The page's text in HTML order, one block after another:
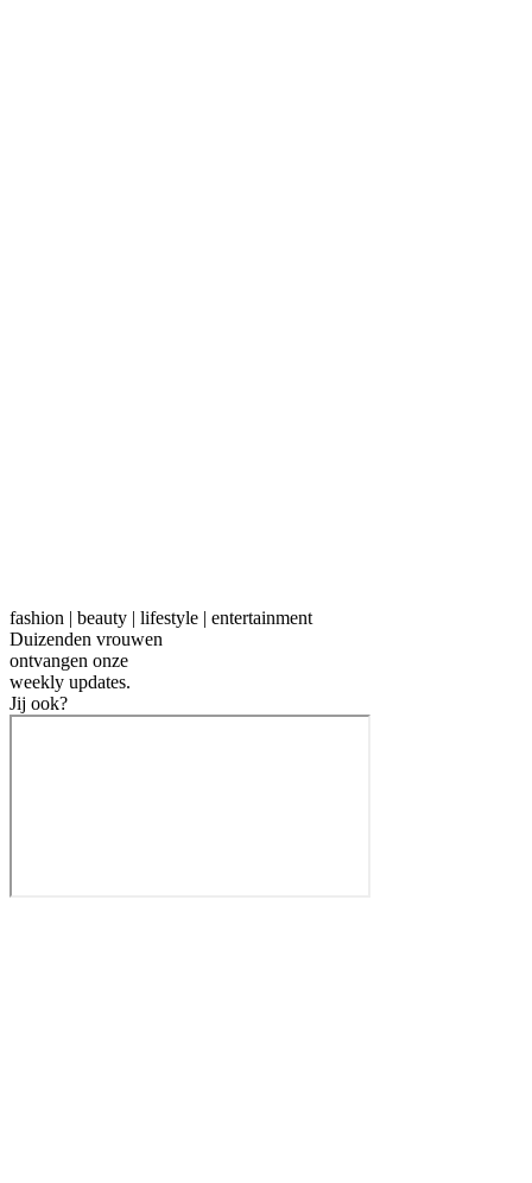
fashion | beauty | lifestyle | entertainment
Duizenden vrouwen
ontvangen onze
weekly updates.
Jij ook?